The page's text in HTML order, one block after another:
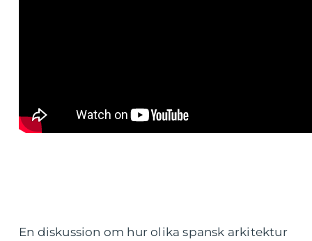
En diskussion om hur olika spansk arkitektur